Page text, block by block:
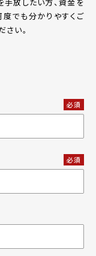
でも分かりやすくご
い。
必須
必須